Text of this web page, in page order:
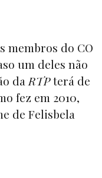
membros do CO
um deles não
da RTPterá de
fez em 2010,
de Felisbela